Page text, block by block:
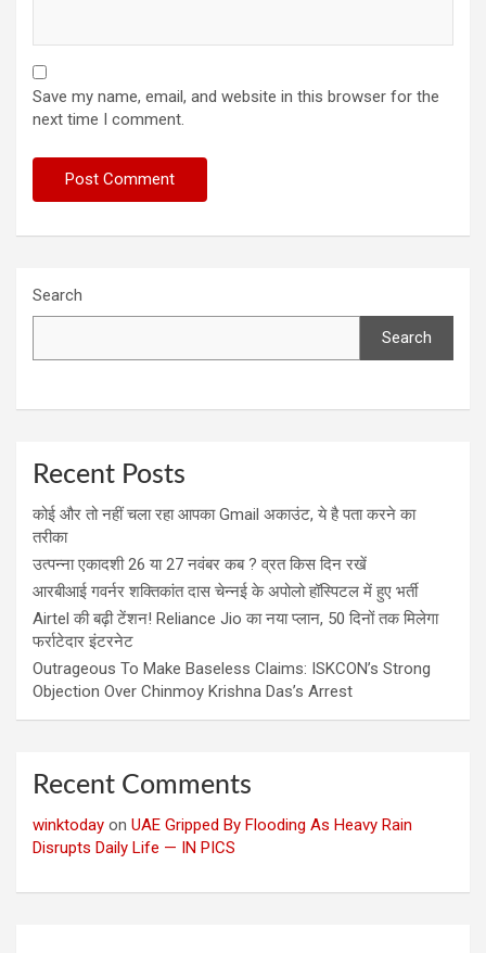
Save my name, email, and website in this browser for the
next time I comment.
Search
Search
Recent Posts
कोई और तो नहीं चला रहा आपका Gmail अकाउंट, ये है पता करने का
तरीका
उत्पन्ना एकादशी 26 या 27 नवंबर कब ? व्रत किस दिन रखें
आरबीआई गवर्नर शक्तिकांत दास चेन्नई के अपोलो हॉस्पिटल में हुए भर्ती
Airtel की बढ़ी टेंशन! Reliance Jio का नया प्लान, 50 दिनों तक मिलेगा
फर्राटेदार इंटरनेट
Outrageous To Make Baseless Claims: ISKCON’s Strong
Objection Over Chinmoy Krishna Das’s Arrest
Recent Comments
winktoday on UAE Gripped By Flooding As Heavy Rain
Disrupts Daily Life — IN PICS